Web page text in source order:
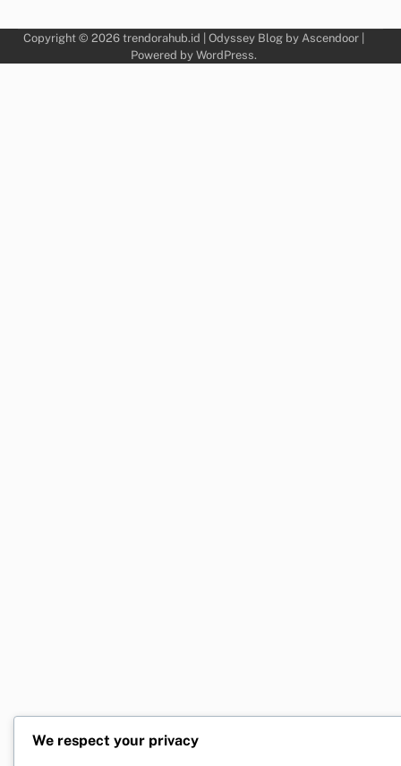
Copyright © 2026 trendorahub.id | Odyssey Blog by Ascendoor|
Powered by WordPress.
We respect your privacy